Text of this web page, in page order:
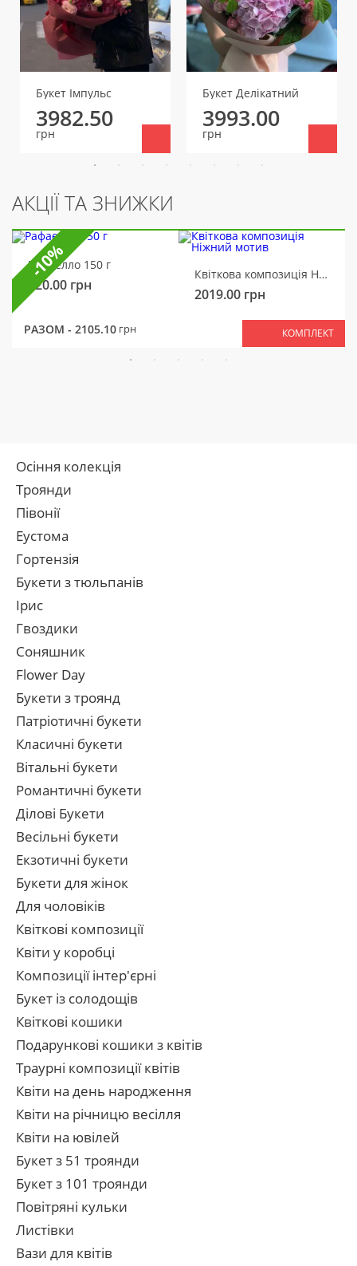
Букет Імпульс
3982.50
грн
Букет Делікатний
3993.00
грн
АКЦІЇ ТА ЗНИЖКИ
Рафаелло 150 г
320.00 грн
Квіткова композиція Ніжний мотив
2019.00 грн
РАЗОМ - 2105.10 грн КОМПЛЕКТ
-10%
Осіння колекція
Троянди
Півонії
Еустома
Гортензія
Букети з тюльпанів
Ірис
Гвоздики
Соняшник
Flower Day
Букети з троянд
Патріотичні букети
Класичні букети
Вітальні букети
Романтичні букети
Ділові Букети
Весільні букети
Екзотичні букети
Букети для жінок
Для чоловіків
Квіткові композиції
Квіти у коробці
Композиції інтер'єрні
Букет із солодощів
Квіткові кошики
Подарункові кошики з квітів
Траурні композиції квітів
Квіти на день народження
Квіти на річницю весілля
Квіти на ювілей
Букет з 51 троянди
Букет з 101 троянди
Повітряні кульки
Листівки
Вази для квітів